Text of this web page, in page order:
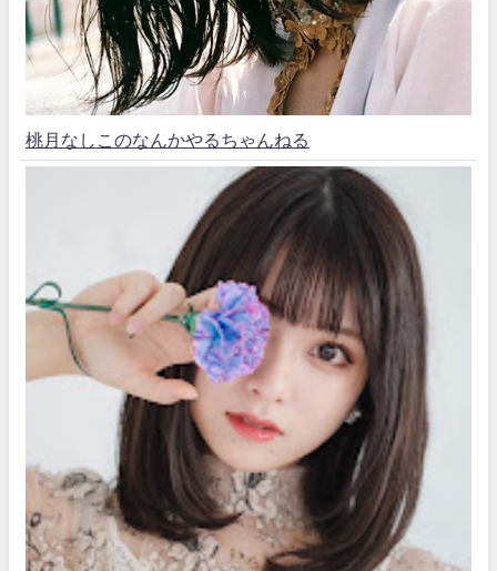
桃月なしこのなんかやるちゃんねる